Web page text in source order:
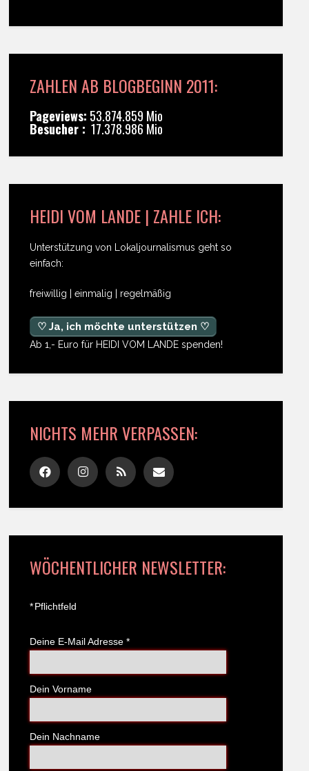
ZAHLEN AB BLOGBEGINN 2011:
Pageviews: 53.874.859 Mio
Besucher : 17.378.986 Mio
HEIDI VOM LANDE | ZAHLE ICH:
Unterstützung von Lokaljournalismus geht so
einfach:
freiwillig | einmalig | regelmäßig
♡ Ja, ich möchte unterstützen ♡
Ab 1,- Euro für HEIDI VOM LANDE spenden!
NICHTS MEHR VERPASSEN:
WÖCHENTLICHER NEWSLETTER:
*Pflichtfeld
Deine E-Mail Adresse *
Dein Vorname
Dein Nachname